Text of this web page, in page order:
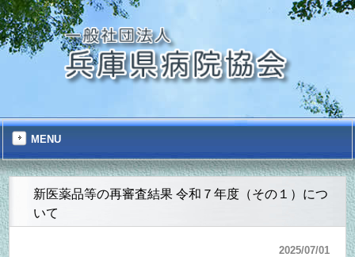
MENU
新医薬品等の再審査結果 令和７年度（その１）につ
いて
2025/07/01